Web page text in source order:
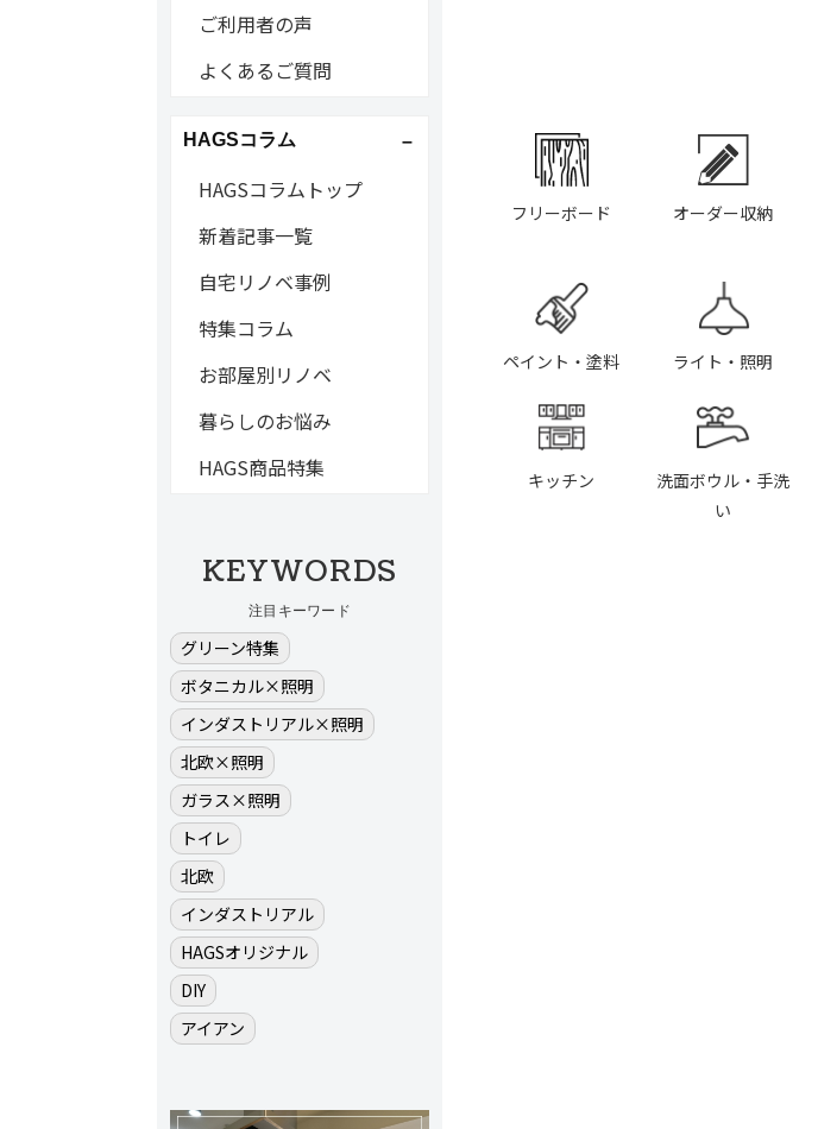
フリーボード オーダー収納
ペイント・塗料 ライト・照明
キッチン
洗面ボウル・手洗
い
ご利用者の声
よくあるご質問
HAGSコラム
HAGSコラムトップ
新着記事一覧
自宅リノベ事例
特集コラム
お部屋別リノベ
暮らしのお悩み
HAGS商品特集
KEYWORDS
注目キーワード
グリーン特集
ボタニカル×照明
インダストリアル×照明
北欧×照明
ガラス×照明
トイレ
北欧
インダストリアル
HAGSオリジナル
DIY
アイアン